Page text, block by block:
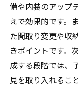
備や内装のアップ
えで効果的です。
た間取り変更や収
きポイントです。
成する段階では、
見を取り入れるこ